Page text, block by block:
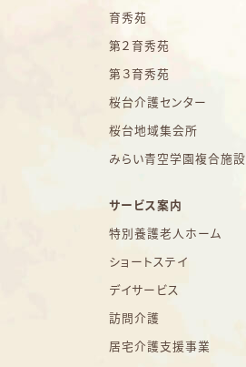
育秀苑
第２育秀苑
第３育秀苑
桜台介護センター
桜台地域集会所
みらい青空学園複合施設
サービス案内
特別養護老人ホーム
ショートステイ
デイサービス
訪問介護
居宅介護支援事業